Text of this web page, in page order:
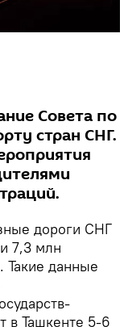
Совета по
стран СНГ.
дороги СНГ
7,3 млн
Такие данные
в Ташкенте 5-6